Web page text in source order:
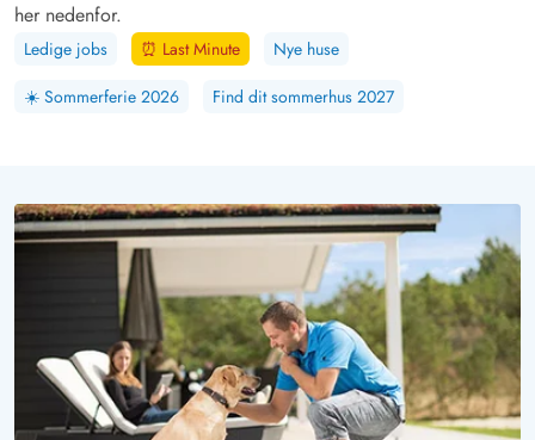
her nedenfor.
Ledige jobs ⏰ Last Minute
Nye huse
☀️ Sommerferie 2026 Find dit sommerhus 2027